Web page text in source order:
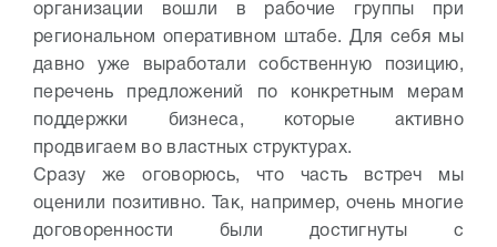
организации вошли в рабочие группы при
региональном оперативном штабе. Для себя мы
давно уже выработали собственную позицию,
перечень предложений по конкретным мерам
поддержки бизнеса, которые активно
продвигаем во властных структурах.
Сразу же оговорюсь, что часть встреч мы
оценили позитивно. Так, например, очень многие
договоренности были достигнуты с